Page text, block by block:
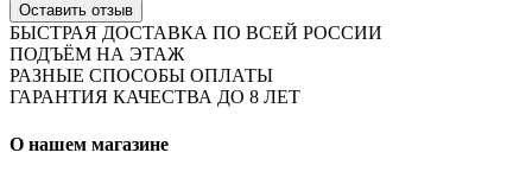
Оставить отзыв
БЫСТРАЯ ДОСТАВКА ПО ВСЕЙ РОССИИ
ПОДЪЁМ НА ЭТАЖ
РАЗНЫЕ СПОСОБЫ ОПЛАТЫ
ГАРАНТИЯ КАЧЕСТВА ДО 8 ЛЕТ
О нашем магазине